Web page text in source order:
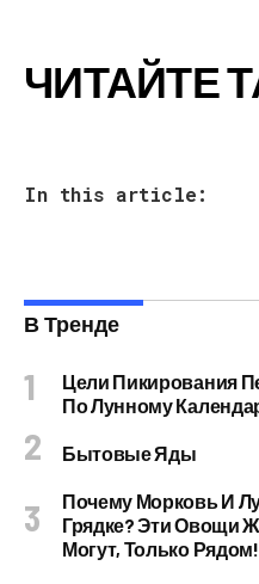
ЧИТАЙТЕ
In this article:
В Тренде
Цели Пикирования
По Лунному
Бытовые Яды
Почему Морковь И
Грядке? Эти Овощи
Могут, Только Рядом!